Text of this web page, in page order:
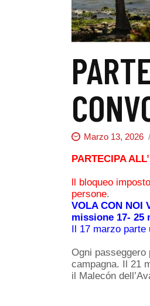
Marzo 13, 2026
PARTECIPA
ll bloqueo
persone.
VOLA CON NOI
missione 17- 25
Il 17 marzo parte
Ogni
campagna. Il 21
il Malecón